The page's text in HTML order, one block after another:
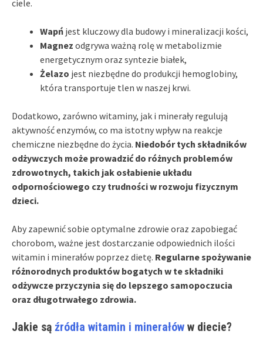
ciele.
Wapń jest kluczowy dla budowy i mineralizacji kości,
Magnez odgrywa ważną rolę w metabolizmie
energetycznym oraz syntezie białek,
Żelazo jest niezbędne do produkcji hemoglobiny,
która transportuje tlen w naszej krwi.
Dodatkowo, zarówno witaminy, jak i minerały regulują
aktywność enzymów, co ma istotny wpływ na reakcje
chemiczne niezbędne do życia. Niedobór tych składników
odżywczych może prowadzić do różnych problemów
zdrowotnych, takich jak osłabienie układu
odpornościowego czy trudności w rozwoju fizycznym
dzieci.
Aby zapewnić sobie optymalne zdrowie oraz zapobiegać
chorobom, ważne jest dostarczanie odpowiednich ilości
witamin i minerałów poprzez dietę. Regularne spożywanie
różnorodnych produktów bogatych w te składniki
odżywcze przyczynia się do lepszego samopoczucia
oraz długotrwałego zdrowia.
Jakie są źródła witamin i minerałów w diecie?